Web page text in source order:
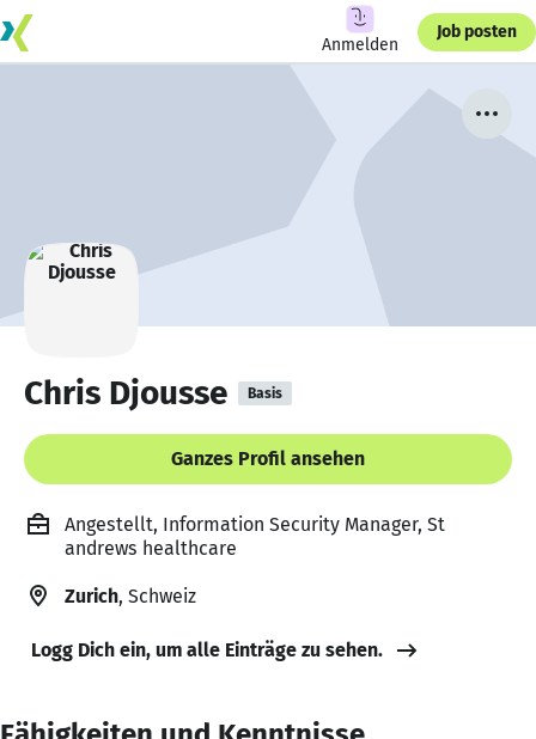
Anmelden
Job posten
Chris Djousse Basis
Ganzes Profil ansehen
Angestellt, Information Security Manager, St
andrews healthcare
Zurich, Schweiz
Logg Dich ein, um alle Einträge zu sehen.